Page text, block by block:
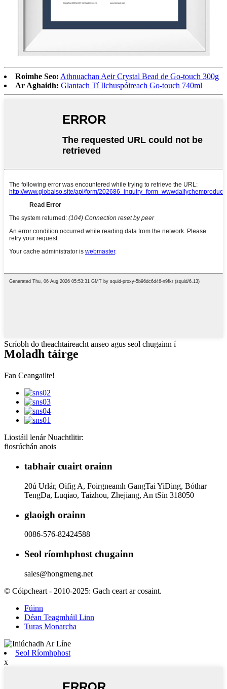
Roimhe Seo: Athnuachan Aeir Crystal Bead de Go-touch 300g
Ar Aghaidh: Glantach Tí Ilchuspóireach Go-touch 740ml
Scríobh do theachtaireacht anseo agus seol chugainn í
Moladh táirge
Fan Ceangailte!
Liostáil lenár Nuachtlitir:
fiosrúchán anois
tabhair cuairt orainn
20ú Urlár, Oifig A, Foirgneamh GangTai YiDing, Bóthar
TengDa, Luqiao, Taizhou, Zhejiang, An tSín 318050
glaoigh orainn
0086-576-82424588
Seol ríomhphost chugainn
sales@hongmeng.net
© Cóipcheart - 2010-2025: Gach ceart ar cosaint.
Fúinn
Déan Teagmháil Linn
Turas Monarcha
Seol Ríomhphost
x